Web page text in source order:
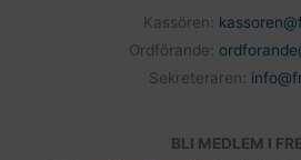
Kassören:
Ordförande:
Sekreteraren:
BLI MEDLEM I